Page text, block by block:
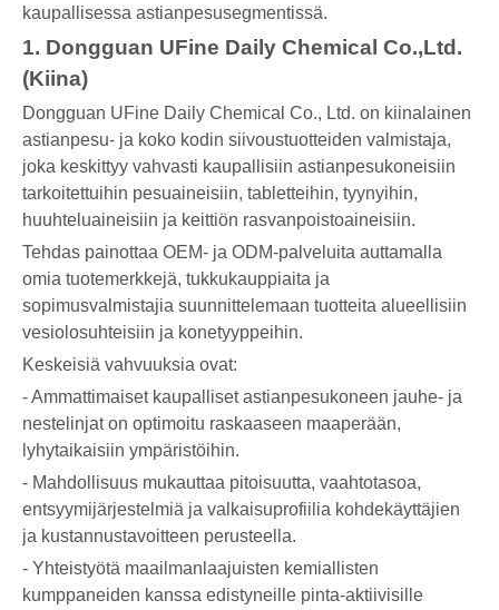
kaupallisessa astianpesusegmentissä.
1. Dongguan UFine Daily Chemical Co.,Ltd.
(Kiina)
Dongguan UFine Daily Chemical Co., Ltd. on kiinalainen
astianpesu- ja koko kodin siivoustuotteiden valmistaja,
joka keskittyy vahvasti kaupallisiin astianpesukoneisiin
tarkoitettuihin pesuaineisiin, tabletteihin, tyynyihin,
huuhteluaineisiin ja keittiön rasvanpoistoaineisiin.
Tehdas painottaa OEM- ja ODM-palveluita auttamalla
omia tuotemerkkejä, tukkukauppiaita ja
sopimusvalmistajia suunnittelemaan tuotteita alueellisiin
vesiolosuhteisiin ja konetyyppeihin.
Keskeisiä vahvuuksia ovat:
- Ammattimaiset kaupalliset astianpesukoneen jauhe- ja
nestelinjat on optimoitu raskaaseen maaperään,
lyhytaikaisiin ympäristöihin.
- Mahdollisuus mukauttaa pitoisuutta, vaahtotasoa,
entsyymijärjestelmiä ja valkaisuprofiilia kohdekäyttäjien
ja kustannustavoitteen perusteella.
- Yhteistyötä maailmanlaajuisten kemiallisten
kumppaneiden kanssa edistyneille pinta-aktiivisille